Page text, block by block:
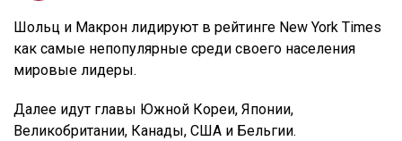
Шольц и Макрон лидируют в рейтинге New York Times
как самые непопулярные среди своего населения
мировые лидеры.
Далее идут главы Южной Кореи, Японии,
Великобритании, Канады, США и Бельгии.